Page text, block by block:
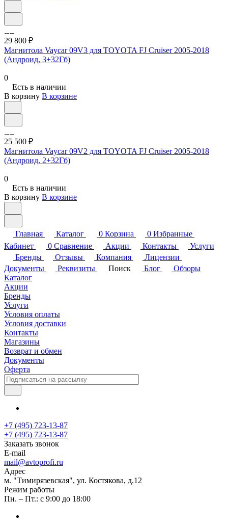
29 800 ₽
Магнитола Vaycar 09V3 для TOYOTA FJ Cruiser 2005-2018
(Андроид, 3+32Гб)
0
Есть в наличии
В корзину В корзине
25 500 ₽
Магнитола Vaycar 09V2 для TOYOTA FJ Cruiser 2005-2018
(Андроид, 2+32Гб)
0
Есть в наличии
В корзину В корзине
Главная Каталог 0 Корзина 0 Избранные
Кабинет
0 Сравнение Акции Контакты
Услуги
Бренды
Отзывы Компания
Лицензии
Документы
Реквизиты Поиск Блог
Обзоры
Каталог
Акции
Бренды
Услуги
Условия оплаты
Условия доставки
Контакты
Магазины
Возврат и обмен
Документы
Оферта
+7 (495) 723-13-87
+7 (495) 723-13-87
Заказать звонок
E-mail
mail@avtoprofi.ru
Адрес
м. "Тимирязевская", ул. Костякова, д.12
Режим работы
Пн. – Пт.: с 9:00 до 18:00